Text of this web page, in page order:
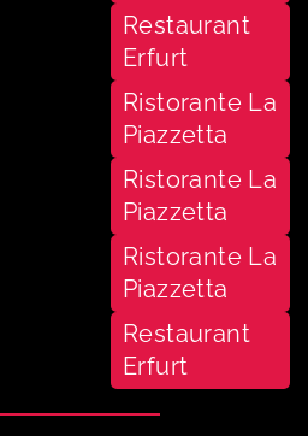
Restaurant
Erfurt
Ristorante La
Piazzetta
Ristorante La
Piazzetta
Ristorante La
Piazzetta
Restaurant
Erfurt